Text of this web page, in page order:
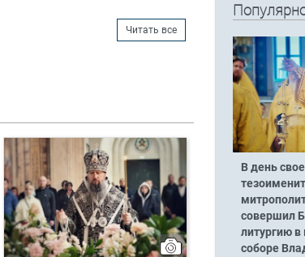
Читать все
В день
совершил
литургию
соборе